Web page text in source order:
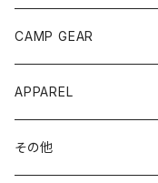
ANOBA
AO COOLERS
asobito
テント、シェルター
バックパック
ポーチ／サコッシュ
CAMP GEAR
テント、タープ
テント、シェルター
スリーピングギア
APPAREL
トップス
その他